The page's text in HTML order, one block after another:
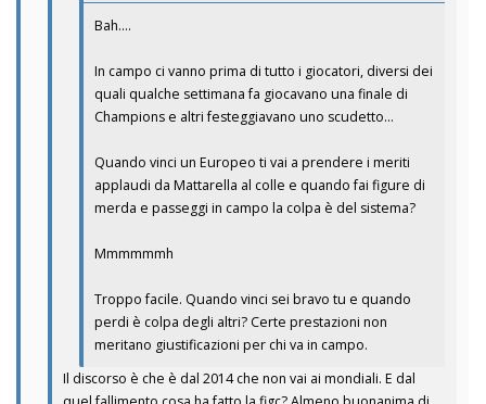
Bah….
In campo ci vanno prima di tutto i giocatori, diversi dei
quali qualche settimana fa giocavano una finale di
Champions e altri festeggiavano uno scudetto…
Quando vinci un Europeo ti vai a prendere i meriti
applaudi da Mattarella al colle e quando fai figure di
merda e passeggi in campo la colpa è del sistema?
Mmmmmmh
Troppo facile. Quando vinci sei bravo tu e quando
perdi è colpa degli altri? Certe prestazioni non
meritano giustificazioni per chi va in campo.
Il discorso è che è dal 2014 che non vai ai mondiali. E dal